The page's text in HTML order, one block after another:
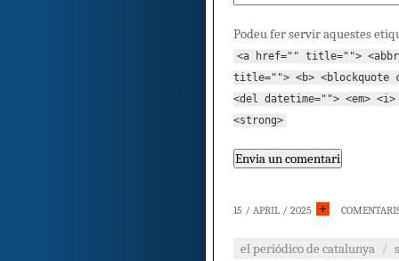
Podeu fer servir aquestes
<a href="" title="">
title=""> <b> <blockquote
<del datetime=""> <em>
<strong>
15 / APRIL / 2025
el periódico de catalunya /